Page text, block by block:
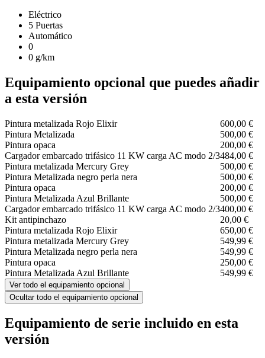
Eléctrico
5 Puertas
Automático
0
0 g/km
Equipamiento opcional que puedes añadir
a esta versión
Pintura metalizada Rojo Elixir
600,00 €
Pintura Metalizada
500,00 €
Pintura opaca
200,00 €
Cargador embarcado trifásico 11 KW carga AC modo 2/3484,00 €
Pintura metalizada Mercury Grey
500,00 €
Pintura Metalizada negro perla nera
500,00 €
Pintura opaca
200,00 €
Pintura Metalizada Azul Brillante
500,00 €
Cargador embarcado trifásico 11 KW carga AC modo 2/3400,00 €
Kit antipinchazo
20,00 €
Pintura metalizada Rojo Elixir
650,00 €
Pintura metalizada Mercury Grey
549,99 €
Pintura Metalizada negro perla nera
549,99 €
Pintura opaca
250,00 €
Pintura Metalizada Azul Brillante
549,99 €
Ver todo el equipamiento opcional
Ocultar todo el equipamiento opcional
Equipamiento de serie incluido en esta
versión